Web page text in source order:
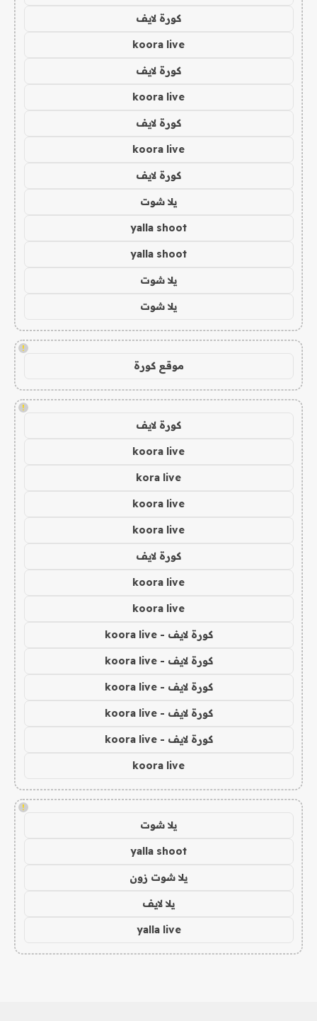
كورة لايف
koora live
كورة لايف
koora live
كورة لايف
koora live
كورة لايف
يلا شوت
yalla shoot
yalla shoot
يلا شوت
يلا شوت
!
موقع كورة
!
كورة لايف
koora live
kora live
koora live
koora live
كورة لايف
koora live
koora live
كورة لايف - koora live
كورة لايف - koora live
كورة لايف - koora live
كورة لايف - koora live
كورة لايف - koora live
koora live
!
يلا شوت
yalla shoot
يلا شوت زون
يلا لايف
yalla live